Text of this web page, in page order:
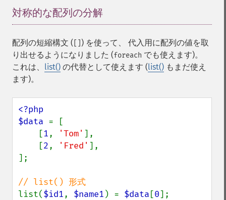
対称的な配列の分解
配列の短縮構文 (
) を使って、 代入用に配列の値を取
り出せるようになりました (foreach でも使えます)。
これは、 list() の代替として使えます (list() もまだ使え
ます)。
<?php
$data = [
    [
1, 'Tom' ],
    [
2, 'Fred' ],
];
list($id1, $name1 ) = $data [0];